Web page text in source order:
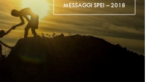
MESSAGGI SPEI – 2018